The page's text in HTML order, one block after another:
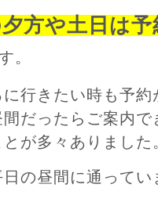
方や土日は
。
に行きたい時も予約
間だったらご案内で
が多々ありました
の昼間に通ってい